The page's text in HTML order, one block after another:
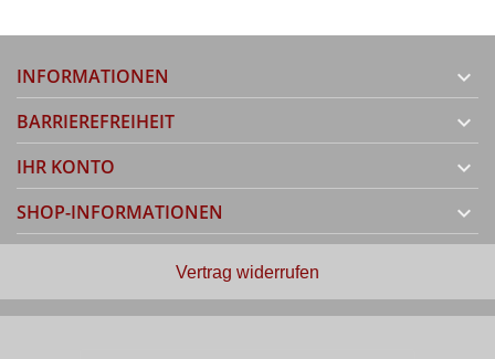
INFORMATIONEN 
BARRIEREFREIHEIT 
IHR KONTO 
SHOP-INFORMATIONEN 
Vertrag widerrufen